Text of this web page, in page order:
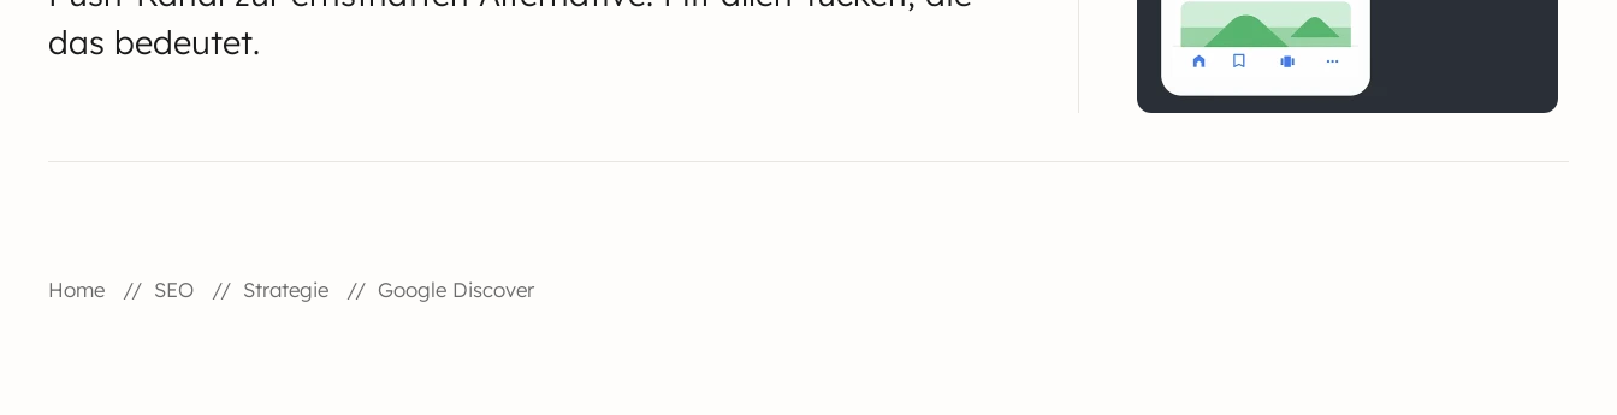
das bedeutet.
Home SEO Strategie Google Discover